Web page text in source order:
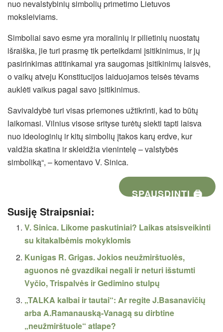
nuo nevalstybinių simbolių primetimo Lietuvos
moksleiviams.
Simboliai savo esme yra moralinių ir pilietinių nuostatų
išraiška, jie turi prasmę tik perteikdami įsitikinimus, ir jų
pasirinkimas atitinkamai yra saugomas įsitikinimų laisvės,
o vaikų atveju Konstitucijos laiduojamos teisės tėvams
auklėti vaikus pagal savo įsitikinimus.
Savivaldybė turi visas priemones užtikrinti, kad to būtų
laikomasi. Vilnius visose srityse turėtų siekti tapti laisva
nuo ideologinių ir kitų simbolių įtakos karų erdve, kur
valdžia skatina ir skleidžia vienintelę – valstybės
simboliką“, – komentavo V. Sinica.
SPAUSDINTI 🖨
Susiję Straipsniai:
V. Sinica. Likome paskutiniai? Laikas atsisveikinti
su kitakalbėmis mokyklomis
Kunigas R. Grigas. Jokios neužmirštuolės,
aguonos nė gvazdikai negali ir neturi išstumti
Vyčio, Trispalvės ir Gedimino stulpų
„TALKA kalbai ir tautai“: Ar regite J.Basanavičių
arba A.Ramanauską-Vanagą su dirbtine
„neužmirštuole“ atlape?